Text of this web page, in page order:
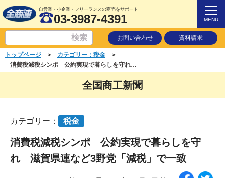
自営業・小企業・フリーランスの商売をサポート
03-3987-4391 MENU
お問い合わせ 資料請求
トップページ ＞ カテゴリー：税金
＞
消費税減税シンポ 公約実現で暮らしを守れ 滋賀県連など3野党「減税」で一致
全国商工新聞
カテゴリー： 税金
消費税減税シンポ 公約実現で暮らしを守
れ 滋賀県連など3野党「減税」で一致